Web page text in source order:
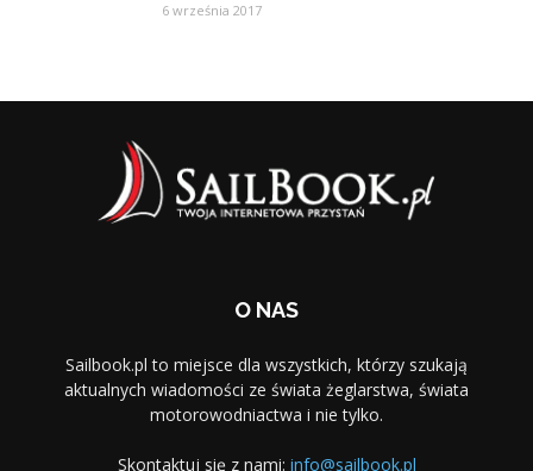
6 września 2017
O NAS
Sailbook.pl to miejsce dla wszystkich, którzy szukają
aktualnych wiadomości ze świata żeglarstwa, świata
motorowodniactwa i nie tylko.
Skontaktuj się z nami: info@sailbook.pl